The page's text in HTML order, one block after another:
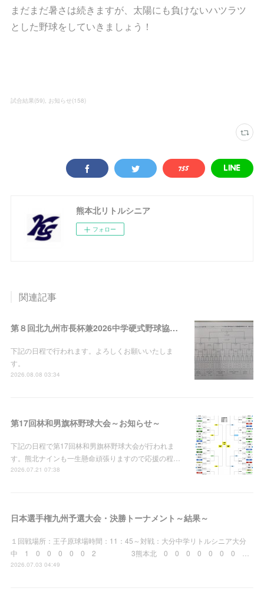
まだまだ暑さは続きますが、太陽にも負けないハツラツ
とした野球をしていきましょう！
試合結果(59) お知らせ(158)
熊本北リトルシニア
フォロー
関連記事
第８回北九州市長杯兼2026中学硬式野球協会九州連盟夏季野球大会
下記の日程で行われます。よろしくお願いいたしま
す。
2026.08.08 03:34
第17回林和男旗杯野球大会～お知らせ～
下記の日程で第17回林和男旗杯野球大会が行われま
す。熊北ナインも一生懸命頑張りますので応援の程…
2026.07.21 07:38
日本選手権九州予選大会・決勝トーナメント～結果～
１回戦場所：王子原球場時間：11：45～対戦：大分中学リトルシニア大分
中 1 0 0 0 0 0 2 3熊本北 0 0 0 0 0 0 0 …
2026.07.03 04:49